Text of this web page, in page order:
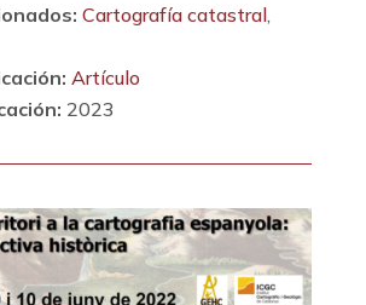
Cartografía catastral,
Artículo
2023